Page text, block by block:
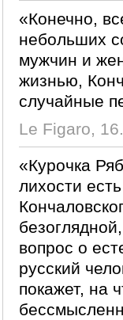
«Конечно,
небольших
мужчин и
жизнью,
случайные
Le Figaro,
«Курочка
лихости
вопрос о
русский
покажет, на